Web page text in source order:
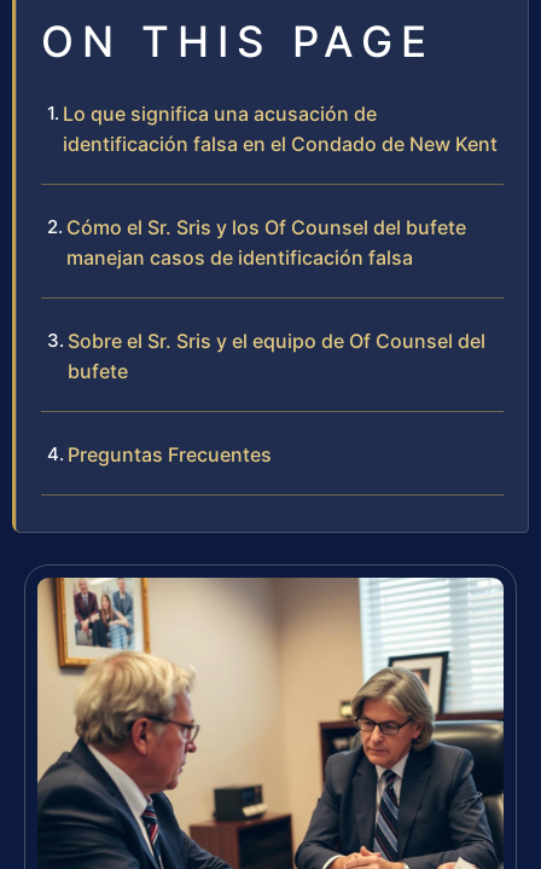
ON THIS PAGE
Lo que significa una acusación de
identificación falsa en el Condado de New Kent
Cómo el Sr. Sris y los Of Counsel del bufete
manejan casos de identificación falsa
Sobre el Sr. Sris y el equipo de Of Counsel del
bufete
Preguntas Frecuentes